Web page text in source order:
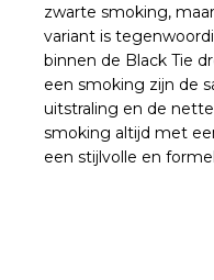
zwarte smoking,
variant is
binnen de Black Tie
een smoking zijn de
uitstraling en de
smoking altijd met
een stijlvolle en